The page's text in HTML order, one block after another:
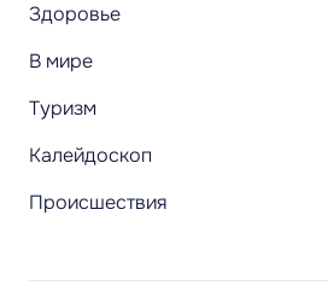
Здоровье
В мире
Туризм
Калейдоскоп
Происшествия